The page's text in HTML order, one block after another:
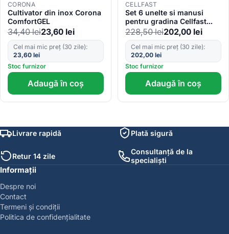
CORONA
Cultivator din inox Corona
ComfortGEL
34,40lei23,60 lei
Cel mai mic preț (30 zile):
23,60 lei
Stoc furnizor
Adaugă în coș
CELLFAST
Set 6 unelte si manusi
pentru gradina Cellfast
ERGO
228,50lei202,00 lei
Cel mai mic preț (30 zile):
202,00 lei
Stoc furnizor
Adaugă în coș
Livrare rapidă Plată sigură
Retur 14 zile
Consultanță de la
specialiști
Informații
Despre noi
Contact
Termeni și condiții
Politica de confidențialitate